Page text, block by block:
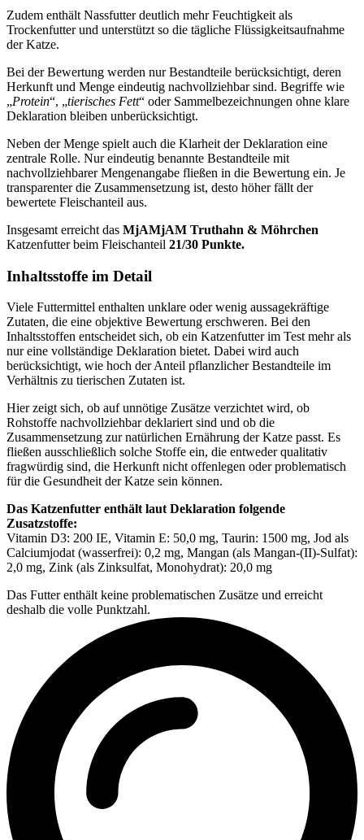
Zudem enthält Nassfutter deutlich mehr Feuchtigkeit als
Trockenfutter und unterstützt so die tägliche Flüssigkeitsaufnahme
der Katze.
Bei der Bewertung werden nur Bestandteile berücksichtigt, deren
Herkunft und Menge eindeutig nachvollziehbar sind. Begriffe wie
„Protein“, „tierisches Fett“ oder Sammelbezeichnungen ohne klare
Deklaration bleiben unberücksichtigt.
Neben der Menge spielt auch die Klarheit der Deklaration eine
zentrale Rolle. Nur eindeutig benannte Bestandteile mit
nachvollziehbarer Mengenangabe fließen in die Bewertung ein. Je
transparenter die Zusammensetzung ist, desto höher fällt der
bewertete Fleischanteil aus.
Insgesamt erreicht das MjAMjAM Truthahn & Möhrchen
Katzenfutterbeim Fleischanteil 21/30 Punkte.
Inhaltsstoffe im Detail
Viele Futtermittel enthalten unklare oder wenig aussagekräftige
Zutaten, die eine objektive Bewertung erschweren. Bei den
Inhaltsstoffen entscheidet sich, ob ein Katzenfutter im Test mehr als
nur eine vollständige Deklaration bietet. Dabei wird auch
berücksichtigt, wie hoch der Anteil pflanzlicher Bestandteile im
Verhältnis zu tierischen Zutaten ist.
Hier zeigt sich, ob auf unnötige Zusätze verzichtet wird, ob
Rohstoffe nachvollziehbar deklariert sind und ob die
Zusammensetzung zur natürlichen Ernährung der Katze passt. Es
fließen ausschließlich solche Stoffe ein, die entweder qualitativ
fragwürdig sind, die Herkunft nicht offenlegen oder problematisch
für die Gesundheit der Katze sein können.
Das Katzenfutter enthält laut Deklaration folgende
Zusatzstoffe:
Vitamin D3: 200 IE, Vitamin E: 50,0 mg, Taurin: 1500 mg, Jod als
Calciumjodat (wasserfrei): 0,2 mg, Mangan (als Mangan-(II)-Sulfat):
2,0 mg, Zink (als Zinksulfat, Monohydrat): 20,0 mg
Das Futter enthält keine problematischen Zusätze und erreicht
deshalb die volle Punktzahl.